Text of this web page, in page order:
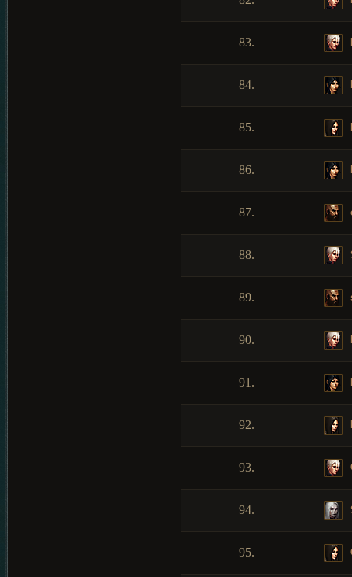
83.
84.
85.
86.
87.
88.
89.
90.
91.
92.
93.
94.
95.